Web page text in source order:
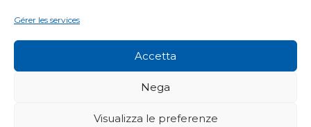
Gérer les services
Accetta
Nega
Visualizza le preferenze